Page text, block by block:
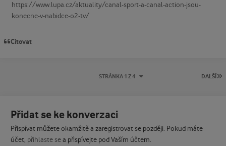
https://www.lupa.cz/aktuality/canal-sport-a-canal-action-jsou-
konecne-v-nabidce-o2-tv/
Citovat
DALŠÍ
STRÁNKA 1 Z 4
Přidat se ke konverzaci
Přispívat můžete okamžitě a zaregistrovat se později. Pokud máte
účet, přihlaste sea přispívejte pod Vaším účtem.